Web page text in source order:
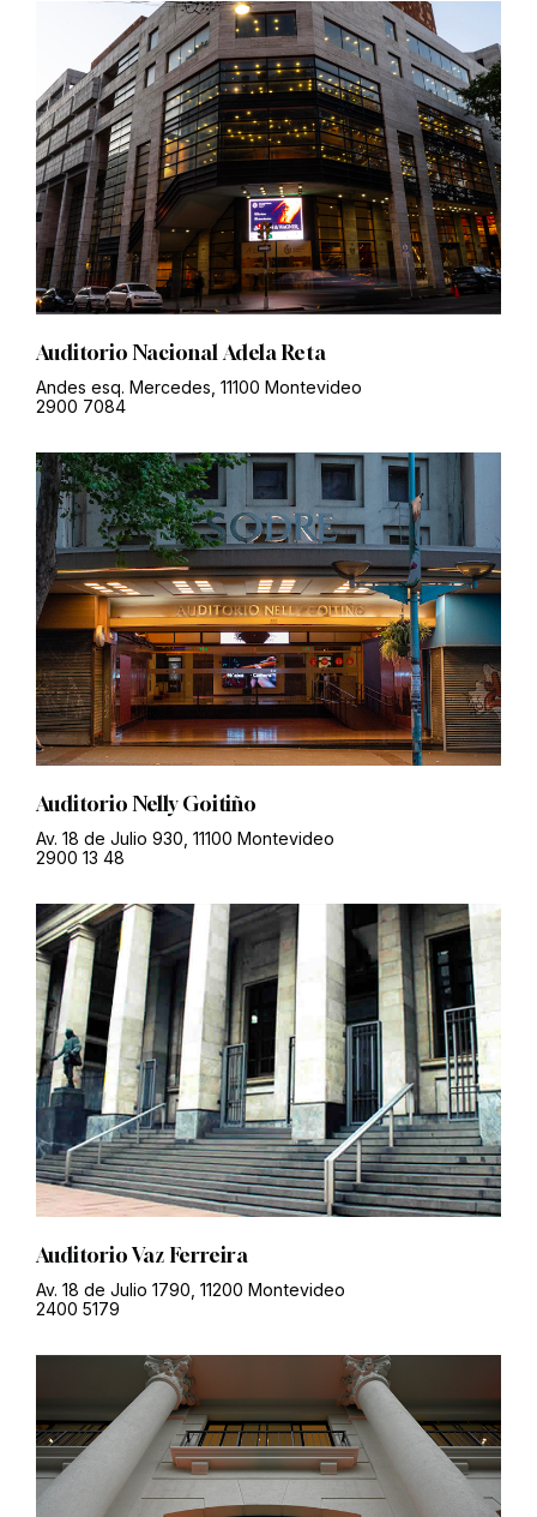
Auditorio Nacional Adela Reta
Andes esq. Mercedes, 11100 Montevideo
2900 7084
Auditorio Nelly Goitiño
Av. 18 de Julio 930, 11100 Montevideo
2900 13 48
Auditorio Vaz Ferreira
Av. 18 de Julio 1790, 11200 Montevideo
2400 5179